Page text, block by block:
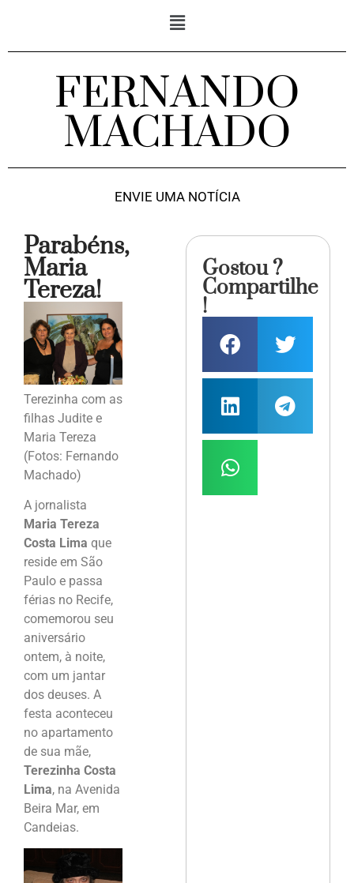
FERNANDO
MACHADO
ENVIE UMA NOTÍCIA
Parabéns,
Maria
Tereza!
Terezinha com as
filhas Judite e
Maria Tereza
(Fotos: Fernando
Machado)
A jornalista
Maria Tereza
Costa Lima que
reside em São
Paulo e passa
férias no Recife,
comemorou seu
aniversário
ontem, à noite,
com um jantar
dos deuses. A
festa aconteceu
no apartamento
de sua mãe,
Terezinha Costa
Lima, na Avenida
Beira Mar, em
Candeias.
Gostou ?
Compartilhe
!